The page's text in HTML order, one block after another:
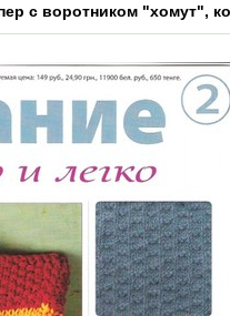
с воротником "хомут",